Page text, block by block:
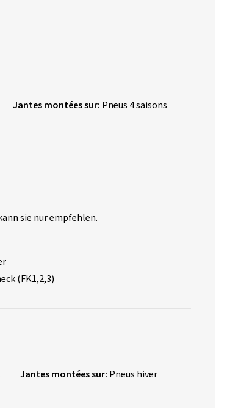
Jantes montées sur: Pneus 4 saisons
sie nur empfehlen.
(FK1,2,3)
Jantes montées sur: Pneus hiver